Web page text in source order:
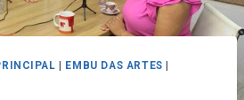
EMBU DAS ARTES